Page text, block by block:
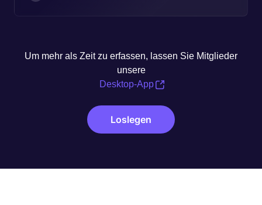
Um mehr als Zeit zu erfassen, lassen Sie Mitglieder
unsere
Desktop-App
Loslegen